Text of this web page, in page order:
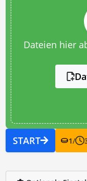
Dateien hier
START 1/